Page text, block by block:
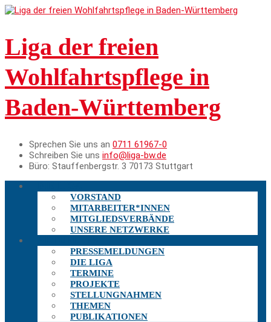
Liga der freien
Wohlfahrtspflege in
Baden-Württemberg
Sprechen Sie uns an 0711 61967-0
Schreiben Sie uns info@liga-bw.de
Büro: Stauffenbergstr. 3 70173 Stuttgart
VORSTAND
MITARBEITER*INNEN
MITGLIEDSVERBÄNDE
UNSERE NETZWERKE
PRESSEMELDUNGEN
DIE LIGA
TERMINE
PROJEKTE
STELLUNGNAHMEN
THEMEN
PUBLIKATIONEN